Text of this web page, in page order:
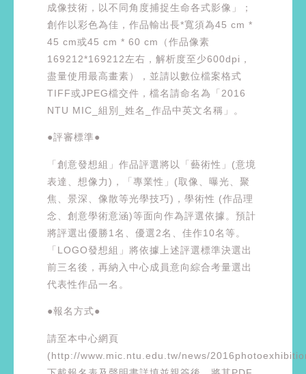
成像技術，以不同角度捕捉生命各式影像」；
創作以彩色為佳，作品輸出長*寬須為45 cm *
45 cm或45 cm * 60 cm（作品像素
169212*169212左右，解析度至少600dpi，
盡量使用最高畫素），並請以數位檔案格式
TIFF或JPEG檔交件，檔名請命名為「2016
NTU MIC_組別_姓名_作品中英文名稱」。
●評審標準●
「創意發想組」作品評選將以「藝術性」(意境
表達、想像力)，「專業性」(取像、曝光、聚
焦、景深、像散等光學技巧)，學術性 (作品理
念、創意學術意涵)等面向作為評選依據。預計
將評選出優勝1名、優選2名、佳作10名等。
「LOGO發想組」將依據上述評選標準決選出
前三名後，再納入中心成員意向綜合考量選出
代表性作品一名。
●報名方式●
請至本中心網頁
(http://www.mic.ntu.edu.tw/news/